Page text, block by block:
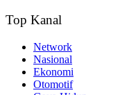
Top Kanal
Network
Nasional
Ekonomi
Otomotif